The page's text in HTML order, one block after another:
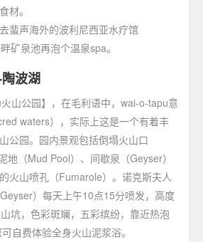
材。
蜚声海外的波利尼西亚水疗馆
矿泉池再泡个温泉spa。
波湖
火山公园】，在毛利语中，wai-o-tapu意
waters），实际上这是一个有着丰
公园。园内景观包括倒塌火山口
地（Mud Pool）、间歇泉（Geyser）
火山喷孔（Fumarole）。诺克斯夫人
）每天上午10点15分喷发，高度
坑，色彩斑斓，五彩缤纷，靠近热泡
自费体验全身火山泥浆浴。